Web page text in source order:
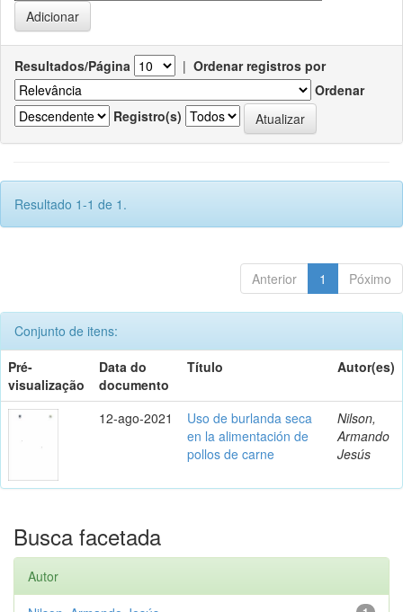
Resultados/Página | Ordenar registros por
Ordenar
Registro(s)
Resultado 1-1 de 1.
Anterior 1 Póximo
Conjunto de itens:
Pré-
visualização
Data do
documento
Título Autor(es)
12-ago-2021
Uso de burlanda seca
en la alimentación de
pollos de carne
Nilson,
Armando
Jesús
Busca facetada
Autor